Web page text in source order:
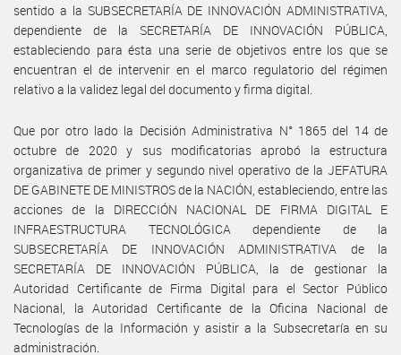
sentido a la SUBSECRETARÍA DE INNOVACIÓN ADMINISTRATIVA,
dependiente de la SECRETARÍA DE INNOVACIÓN PÚBLICA,
estableciendo para ésta una serie de objetivos entre los que se
encuentran el de intervenir en el marco regulatorio del régimen
relativo a la validez legal del documento y firma digital.
Que por otro lado la Decisión Administrativa N° 1865 del 14 de
octubre de 2020 y sus modificatorias aprobó la estructura
organizativa de primer y segundo nivel operativo de la JEFATURA
DE GABINETE DE MINISTROS de la NACIÓN, estableciendo, entre las
acciones de la DIRECCIÓN NACIONAL DE FIRMA DIGITAL E
INFRAESTRUCTURA TECNOLÓGICA dependiente de la
SUBSECRETARÍA DE INNOVACIÓN ADMINISTRATIVA de la
SECRETARÍA DE INNOVACIÓN PÚBLICA, la de gestionar la
Autoridad Certificante de Firma Digital para el Sector Público
Nacional, la Autoridad Certificante de la Oficina Nacional de
Tecnologías de la Información y asistir a la Subsecretaría en su
administración.